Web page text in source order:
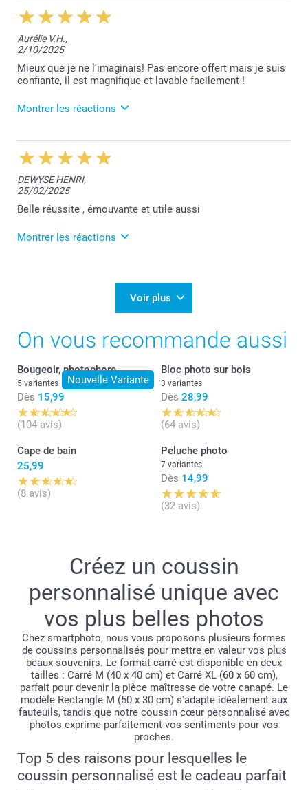
Aurélie V.H.,
2/10/2025
Mieux que je ne l'imaginais! Pas encore offert mais je suis
confiante, il est magnifique et lavable facilement !
Montrer les réactions
9/10/2025
10:53
Je vous remercie pour votre belle évaluation,
Aurélie.
J'espère que votre cadeau fera son effet.
Bien à vous,
Lucie@smartphoto
DEWYSE HENRI,
25/02/2025
Belle réussite , émouvante et utile aussi
Montrer les réactions
Merci pour votre super commentaire Henry. Votre
Laila@Smartphoto
Voir plus
On vous recommande aussi
Nouvelle Variante
Bougeoir, photophore
5 variantes
Dès 15,99
(104 avis)
Bloc photo sur bois
3 variantes
Dès 28,99
(64 avis)
Cape de bain
25,99
(8 avis)
Peluche photo
7 variantes
Dès 14,99
(32 avis)
Créez un coussin
personnalisé unique avec
vos plus belles photos
Chez smartphoto, nous vous proposons plusieurs formes
de coussins personnalisés pour mettre en valeur vos plus
beaux souvenirs. Le format carré est disponible en deux
tailles : Carré M (40 x 40 cm) et Carré XL (60 x 60 cm),
parfait pour devenir la pièce maîtresse de votre canapé. Le
modèle Rectangle M (50 x 30 cm) s'adapte idéalement aux
fauteuils, tandis que notre coussin cœur personnalisé avec
photos exprime parfaitement vos sentiments pour vos
proches.
Top 5 des raisons pour lesquelles le
coussin personnalisé est le cadeau parfait